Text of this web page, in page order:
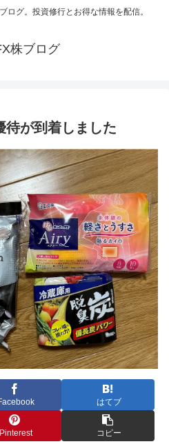
ログ。投資修行とお得な情報を配信。
株ブログ
待が到着しました
はてブ
Pinterest コピー